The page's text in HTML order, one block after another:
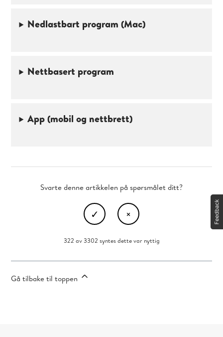
Nedlastbart program (Mac)
Nettbasert program
App (mobil og nettbrett)
Svarte denne artikkelen på spørsmålet ditt?
322 av 3302 syntes dette var nyttig
Gå tilbake til toppen